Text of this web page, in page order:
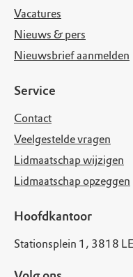
Vacatures
Nieuws & pers
Nieuwsbrief aanmelden
Service
Contact
Veelgestelde vragen
Lidmaatschap wijzigen
Lidmaatschap opzeggen
Hoofdkantoor
Stationsplein 1, 3818